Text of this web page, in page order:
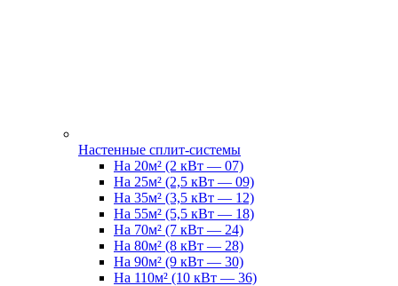
Настенные сплит-системы
На 20м² (2 кВт — 07)
На 25м² (2,5 кВт — 09)
На 35м² (3,5 кВт — 12)
На 55м² (5,5 кВт — 18)
На 70м² (7 кВт — 24)
На 80м² (8 кВт — 28)
На 90м² (9 кВт — 30)
На 110м² (10 кВт — 36)